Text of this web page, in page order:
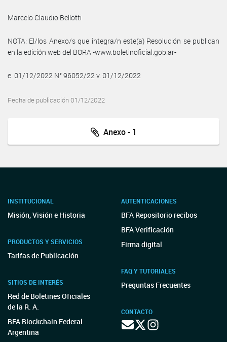
Marcelo Claudio Bellotti
NOTA: El/los Anexo/s que integra/n este(a) Resolución se publican
en la edición web del BORA -www.boletinoficial.gob.ar-
e. 01/12/2022 N° 96052/22 v. 01/12/2022
Fecha de publicación 01/12/2022
Anexo - 1
INSTITUCIONAL
Misión, Visión e Historia
PRODUCTOS Y SERVICIOS
Tarifas de Publicación
SITIOS DE INTERÉS
Red de Boletines Oficiales
de la R. A.
BFA Blockchain Federal
Argentina
AUTENTICACIONES
BFA Repositorio recibos
BFA Verificación
Firma digital
FAQ Y TUTORIALES
Preguntas Frecuentes
CONTACTO